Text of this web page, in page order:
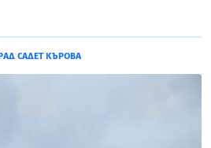
САДЕТ КЪРОВА